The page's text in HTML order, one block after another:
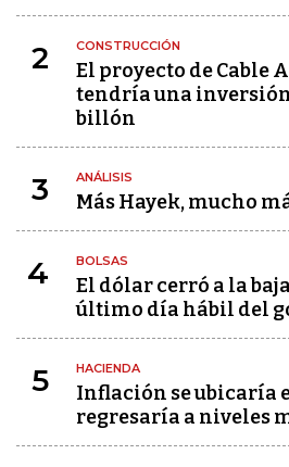
2 CONSTRUCCIÓN
El proyecto de Cable
tendría una inversión
billón
3 ANÁLISIS
Más Hayek, mucho
4 BOLSAS
El dólar cerró a la
último día hábil del
5 HACIENDA
Inflación se ubicaría
regresaría a niveles